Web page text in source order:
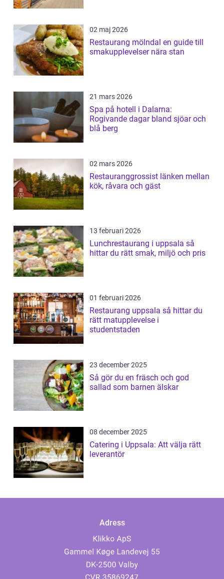
02 maj 2026
Restaurang mölndal en guide till
smakupplevelser nära stan
21 mars 2026
Spa på hotell i Dalarna:
Rogivande dagar bland sjöar och
blå berg
02 mars 2026
Restauranggrossist länken mellan
kök, råvara och gäst
13 februari 2026
Lunchrestaurang i uppsala så
hittar du rätt smak, miljö och pris
01 februari 2026
Restaurang uppsala så hittar du
rätt matupplevelse i
studentstaden
23 december 2025
Så gör du en fräsch och god
sallad som barnen älskar
08 december 2025
Catering i Uppsala: Att välja rätt
leverantör
Adress